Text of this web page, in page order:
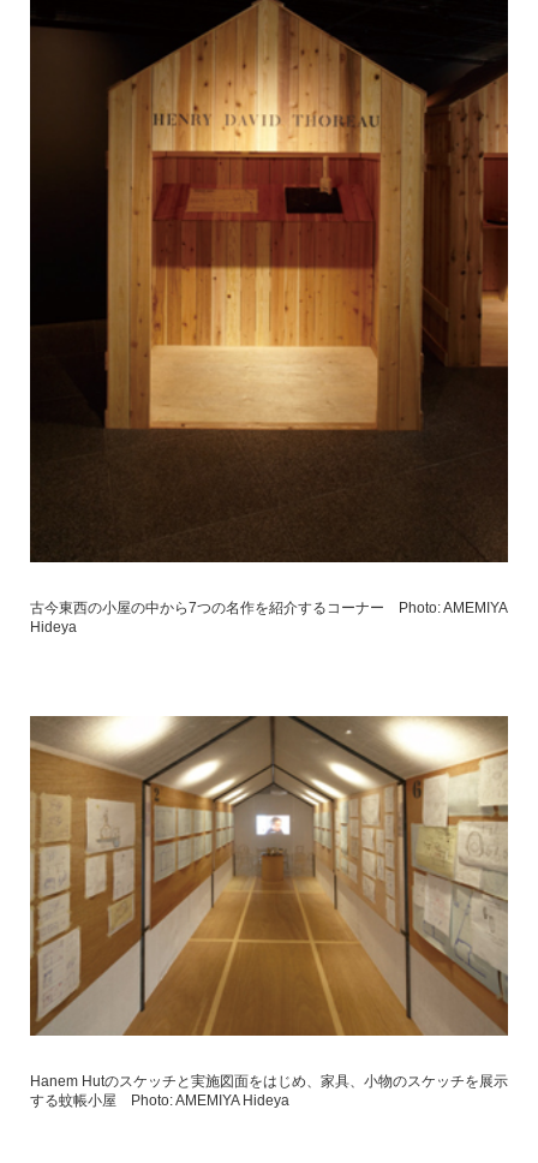
古今東西の小屋の中から7つの名作を紹介するコーナー Photo: AMEMIYA
Hideya
Hanem Hutのスケッチと実施図面をはじめ、家具、小物のスケッチを展示
する蚊帳小屋 Photo: AMEMIYA Hideya